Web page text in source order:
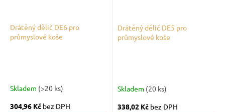
Drátěný dělič DE6 pro
průmyslové koše
Skladem (>20 ks)
304,96 Kč bez DPH
Drátěný dělič DE5 pro
průmyslové koše
Skladem (20 ks)
338,02 Kč bez DPH